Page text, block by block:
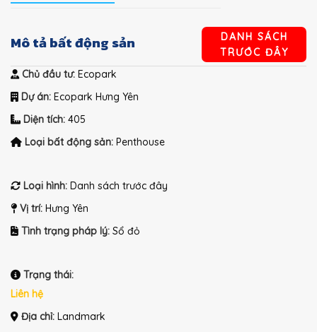
Mô tả bất động sản
DANH SÁCH
TRƯỚC ĐÂY
Chủ đầu tư: Ecopark
Dự án: Ecopark Hưng Yên
Diện tích: 405
Loại bất động sản: Penthouse
Loại hình: Danh sách trước đây
Vị trí: Hưng Yên
Tình trạng pháp lý: Sổ đỏ
Trạng thái:
Liên hệ
Địa chỉ: Landmark